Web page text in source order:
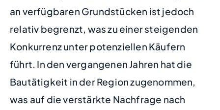
an verfügbaren Grundstücken ist jedoch
relativ begrenzt, was zu einer steigenden
Konkurrenz unter potenziellen Käufern
führt. In den vergangenen Jahren hat die
Bautätigkeit in der Region zugenommen,
was auf die verstärkte Nachfrage nach